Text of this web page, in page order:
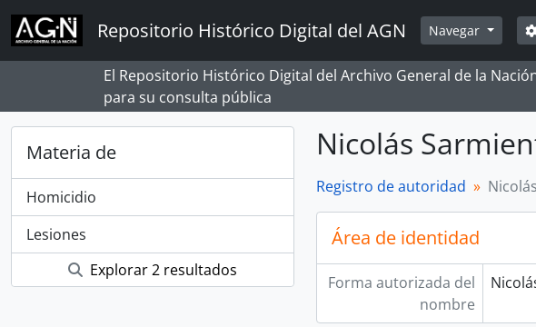
Skip to main content
Repositorio Histórico Digital del AGN Navegar
El Repositorio Histórico Digital del Archivo General de la
para su consulta pública
Materia de
Homicidio
Lesiones
Explorar 2 resultados
Nicolás
Registro de autoridad
Área de identidad
Forma autorizada del
nombre